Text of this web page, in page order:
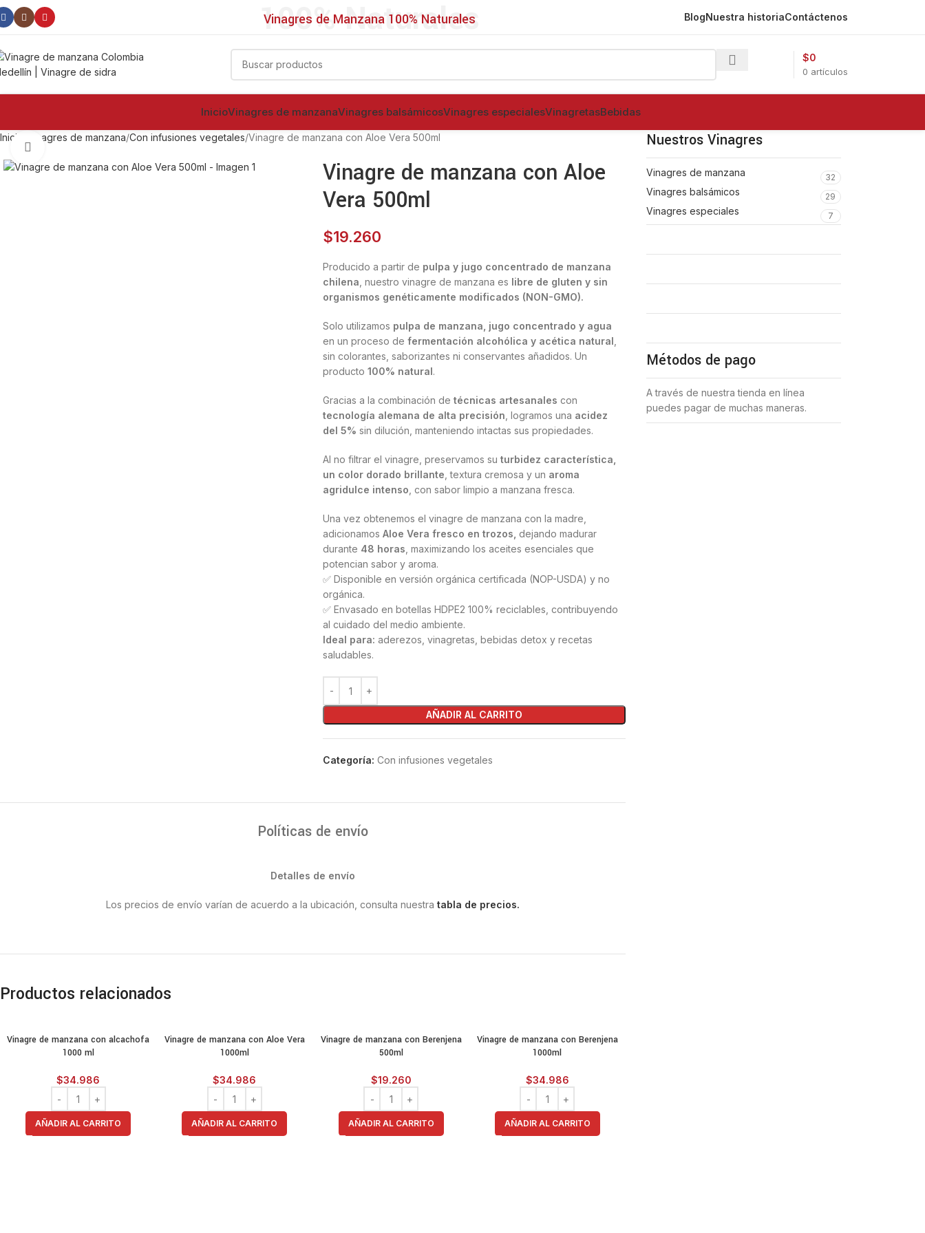
100% Naturales
Vinagres de Manzana 100% Naturales BlogNuestra historiaContáctenos
0 artículos
$0
InicioVinagres de manzanaVinagres balsámicosVinagres especialesVinagretasBebidas
Inicio Vinagres de manzana Con infusiones vegetales Vinagre de manzana con Aloe Vera 500ml
Vinagre de manzana con Aloe
Vera 500ml
$19.260
Producido a partir de pulpa y jugo concentrado de manzana
chilena , nuestro vinagre de manzana es libre de gluten y sin
organismos genéticamente modificados (NON-GMO).
Solo utilizamos pulpa de manzana, jugo concentrado y agua
en un proceso de fermentación alcohólica y acética natural
sin colorantes, saborizantes ni conservantes añadidos. Un
producto100% natural.
Gracias a la combinación detécnicas artesanales con
tecnología alemana de alta precisión , logramos una acidez
del 5% sin dilución, manteniendo intactas sus propiedades.
Al no filtrar el vinagre, preservamos su turbidez característica,
un color dorado brillante , textura cremosa y un aroma
agridulce intenso , con sabor limpio a manzana fresca.
Una vez obtenemos el vinagre de manzana con la madre,
adicionamosAloe Vera fresco en trozos, dejando madurar
durante 48 horas , maximizando los aceites esenciales que
potencian sabor y aroma.
✅ Disponible en versión orgánica certificada (NOP-USDA) y no
orgánica.
✅ Envasado en botellas HDPE2 100% reciclables, contribuyendo
al cuidado del medio ambiente.
Ideal para: aderezos, vinagretas, bebidas detox y recetas
saludables.
AÑADIR AL CARRITO
Categoría: Con infusiones vegetales
Políticas de envío
Detalles de envío
Los precios de envío varían de acuerdo a la ubicación, consulta nuestra tabla de precios.
Productos relacionados
Vinagre de manzana con alcachofa
1000 ml
$34.986
AÑADIR AL CARRITO
Vinagre de manzana con Aloe Vera
1000ml
$34.986
AÑADIR AL CARRITO
Vinagre de manzana con Berenjena
500ml
$19.260
AÑADIR AL CARRITO
Vinagre de manzana con Berenjena
1000ml
$34.986
AÑADIR AL CARRITO
Nuestros Vinagres
Vinagres de manzana 32
Vinagres balsámicos 29
Vinagres especiales 7
Métodos de pago
A través de nuestra tienda en línea
puedes pagar de muchas maneras.